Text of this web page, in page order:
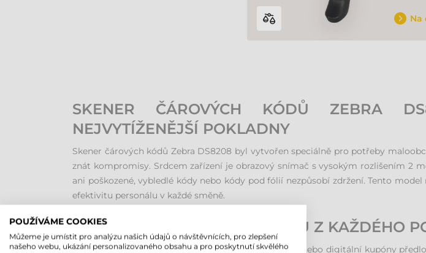
Na
SKENER ČÁROVÝCH KÓDŮ ZEBRA
NEJVYTÍŽENĚJŠÍ POKLADNY
Skener čárových kódů Zebra DS8208 byl vytvořen speciálně pro potřeby
znát kompromisy. Srdcem zařízení je obrazový snímač s vysokým rozlišením 2
ani poškozené, vybledlé kódy nebo kódy pod fólií nezpůsobí zdržení. Tento
efektivitu personálu v každé směně.
INTELIGENTNÍ ZÁZNAM ÚDAJŮ Z KAŽDÉHO
Ať už jde o rozměrné zboží na dně nákupního vozíku nebo digitální kupóny
POUŽÍVÁME COOKIES
Můžeme je umístit pro analýzu našich údajů o návštěvnících, pro zlepšení
našeho webu, ukázání personalizovaného obsahu a pro poskytnutí skvělého